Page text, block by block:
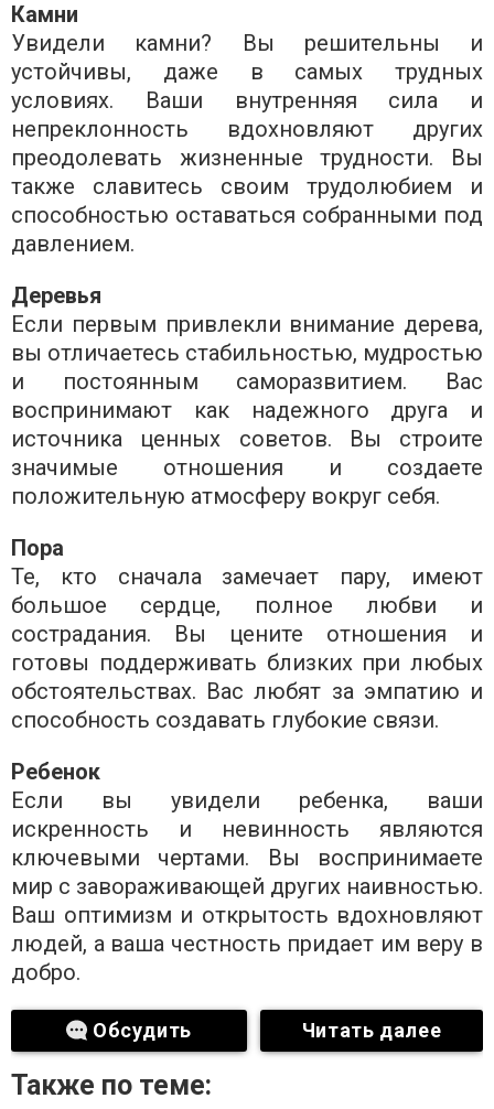
Камни
Увидели камни? Вы решительны и
устойчивы, даже в самых трудных
условиях. Ваши внутренняя сила и
непреклонность вдохновляют других
преодолевать жизненные трудности. Вы
также славитесь своим трудолюбием и
способностью оставаться собранными под
давлением.
Деревья
Если первым привлекли внимание дерева,
вы отличаетесь стабильностью, мудростью
и постоянным саморазвитием. Вас
воспринимают как надежного друга и
источника ценных советов. Вы строите
значимые отношения и создаете
положительную атмосферу вокруг себя.
Пора
Те, кто сначала замечает пару, имеют
большое сердце, полное любви и
сострадания. Вы цените отношения и
готовы поддерживать близких при любых
обстоятельствах. Вас любят за эмпатию и
способность создавать глубокие связи.
Ребенок
Если вы увидели ребенка, ваши
искренность и невинность являются
ключевыми чертами. Вы воспринимаете
мир с завораживающей других наивностью.
Ваш оптимизм и открытость вдохновляют
людей, а ваша честность придает им веру в
добро.
Обсудить Читать далее
Также по теме: